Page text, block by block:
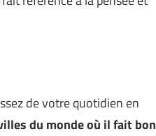
de votre quotidien en
du monde où il fait bon